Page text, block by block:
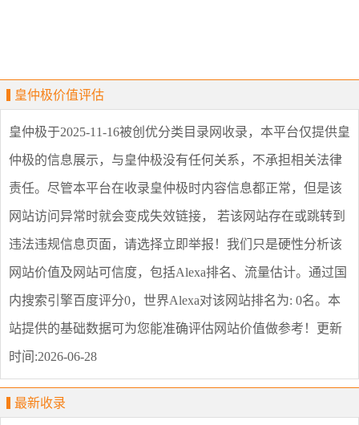
皇仲极价值评估
皇仲极于2025-11-16被创优分类目录网收录，本平台仅提供皇
仲极的信息展示，与皇仲极没有任何关系，不承担相关法律
责任。尽管本平台在收录皇仲极时内容信息都正常，但是该
网站访问异常时就会变成失效链接， 若该网站存在或跳转到
违法违规信息页面，请选择立即举报 ！我们只是硬性分析该
网站价值及网站可信度，包括Alexa排名、流量估计。通过国
内搜索引擎百度评分0，世界Alexa对该网站排名为: 0名。本
站提供的基础数据可为您能准确评估网站价值做参考！ 更新
时间:2026-06-28
最新收录